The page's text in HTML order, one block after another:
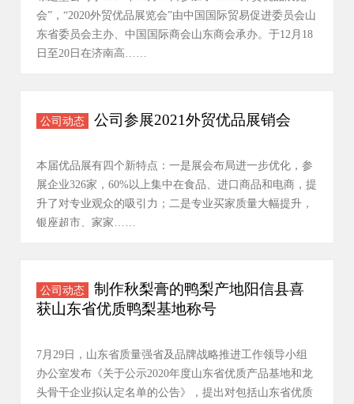
会”，“2020外贸优品展览会”由中国国际贸易促进委员会山
东省委员会主办、中国国际商会山东商会承办。于12月18
日至20日在济南高……
公司动态 公司参展2021外贸优品展销会
本届优品展有四个新特点：一是展会布局进一步优化，参
展企业326家，60%以上集中在食品、进口商品和电商，提
升了对专业观众的吸引力；二是专业买家质量大幅提升，
银座超市、家家……
公司动态
制作秋梨膏的鸭梨产地阳信县喜
获山东省优质鸭梨基地称号
7月29日，山东省质量强省及品牌战略推进工作领导小组
办公室发布《关于公示2020年度山东省优质产品基地和龙
头骨干企业拟认定名单的公告》，提出对包括山东省优质